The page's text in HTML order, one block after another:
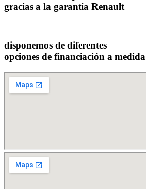
gracias a la garantía Renault
disponemos de diferentes
opciones de financiación a medida